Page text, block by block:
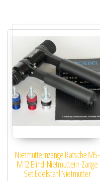
Nietmutternzange Ratsche M5-
M12 Blind-Nietmuttern-Zange
Set Edelstahl Nietmutter